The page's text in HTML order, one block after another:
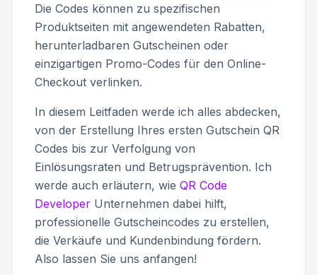
Die Codes können zu spezifischen
Produktseiten mit angewendeten Rabatten,
herunterladbaren Gutscheinen oder
einzigartigen Promo-Codes für den Online-
Checkout verlinken.
In diesem Leitfaden werde ich alles abdecken,
von der Erstellung Ihres ersten Gutschein QR
Codes bis zur Verfolgung von
Einlösungsraten und Betrugsprävention. Ich
werde auch erläutern, wie QR Code
Developer Unternehmen dabei hilft,
professionelle Gutscheincodes zu erstellen,
die Verkäufe und Kundenbindung fördern.
Also lassen Sie uns anfangen!